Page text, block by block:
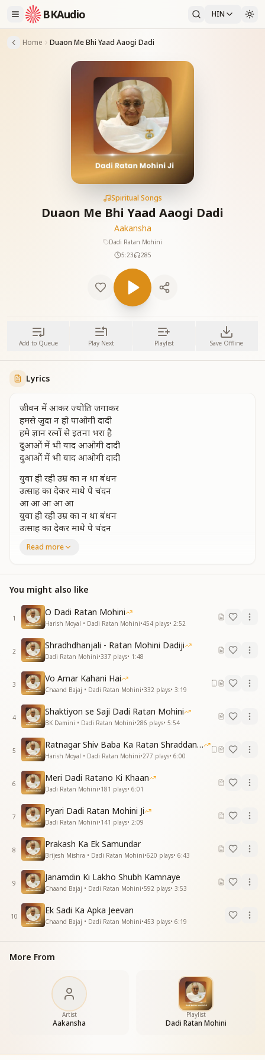
BKAudio HIN
Home Duaon Me Bhi Yaad Aaogi Dadi
Spiritual Songs
Duaon Me Bhi Yaad Aaogi Dadi
Aakansha
Dadi Ratan Mohini
5:23
285
Add to Queue Play Next Playlist Save Offline
Lyrics
जीवन में आकर ज्योति जगाकर
हमसे जुदा न हो पाओगी दादी
हमे ज्ञान रत्नों से इतना भरा है
दुआओं में भी याद आओगी दादी
दुआओं में भी याद आओगी दादी
युवा ही रही उम्र का न था बंधन
उत्साह का देकर माथे पे चंदन
आ आ आ आ आ
युवा ही रही उम्र का न था बंधन
उत्साह का देकर माथे पे चंदन
सदा ही रहे बाबा की आग्या पे
सदा सामने आ पाओगी दादी
सदा सामने आ पाओगी दादी
दुनिया को दी है ऐसी निशानी
सुख से भरी राहे सबको सुहानी
आ आ आ आ आ
दुनिया को दी है ऐसी निशानी
सुख से भरी राहे सबको सुहानी
न कोई जिया है ना कोइ जियेगा
सो साल की क्या रही जिंदगाणी
वही मंदिरी की सजी देवीया हो
हमेशा ही पूजी जाओगी दादी
हमेशा ही पूजी जाओगी दादी
सेवा जो तन से रही थी अधुरी
वतन सी ही करने चली उसको पुरी
आ आ आ आ
सेवा जो तन से रही थी अधुरी
वतन सी ही करने चले उसको पुरी
मिला आपका है हमे प्यार प्यारा
श्रद्धांजली देता परिवार सारा
शिव बाबा को याद जब भी करेंगे
शिव शक्ती बन याद आओगी दादी
शिव शक्ती बन याद आओगी दादी
जीवन में आकर ज्योति जगाकर
हमसे जुदा हो न पाओगी दादी
हमे ज्ञान रत्नों से इतना भरा है
दुआओं में भी याद आओगी दादी
दुआओं में भी याद आओगी दादी
दुआओं में भी याद आओगी दादी
Read more
You might also like
1
O Dadi Ratan Mohini
Harish Moyal • Dadi Ratan Mohini•454 plays• 2:52
2
Shradhdhanjali - Ratan Mohini Dadiji
Dadi Ratan Mohini•337 plays• 1:48
3
Vo Amar Kahani Hai
Chaand Bajaj • Dadi Ratan Mohini•332 plays• 3:19
4
Shaktiyon se Saji Dadi Ratan Mohini
BK Damini • Dadi Ratan Mohini•286 plays• 5:54
5
Ratnagar Shiv Baba Ka Ratan Shraddanjali
Harish Moyal • Dadi Ratan Mohini•277 plays• 6:00
6
Meri Dadi Ratano Ki Khaan
Dadi Ratan Mohini•181 plays• 6:01
7
Pyari Dadi Ratan Mohini Ji
Dadi Ratan Mohini•141 plays• 2:09
8
Prakash Ka Ek Samundar
Brijesh Mishra • Dadi Ratan Mohini•620 plays• 6:43
9
Janamdin Ki Lakho Shubh Kamnaye
Chaand Bajaj • Dadi Ratan Mohini•592 plays• 3:53
10
Ek Sadi Ka Apka Jeevan
Chaand Bajaj • Dadi Ratan Mohini•453 plays• 6:19
More From
Artist
Aakansha
Playlist
Dadi Ratan Mohini